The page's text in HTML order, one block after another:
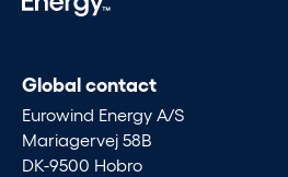
Global contact
Eurowind Energy A/S
Mariagervej 58B
DK-9500 Hobro